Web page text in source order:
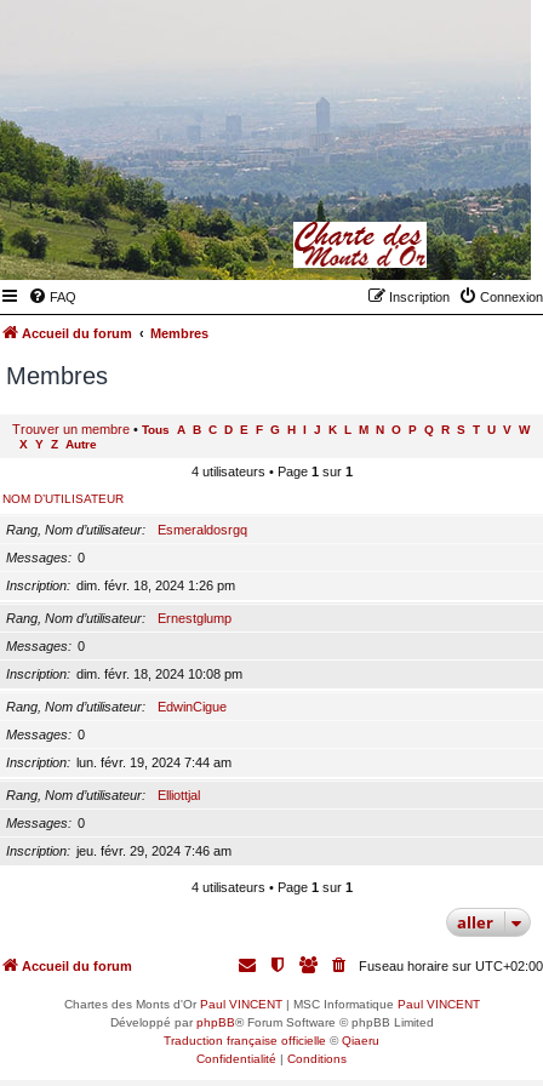
FAQ Connexion
Inscription
Accueil du forum Membres
Membres
Trouver un membre • Tous A B C D E F G H I J K L M N O P Q R S T U V W
X Y Z Autre
4 utilisateurs • Page 1sur 1
NOM D’UTILISATEUR
Rang, Nom d’utilisateur
Esmeraldosrgq
Messages
0
Inscription
dim. févr. 18, 2024 1:26 pm
Rang, Nom d’utilisateur
Ernestglump
Messages
0
Inscription
dim. févr. 18, 2024 10:08 pm
Rang, Nom d’utilisateur
EdwinCigue
Messages
0
Inscription
lun. févr. 19, 2024 7:44 am
Rang, Nom d’utilisateur
Elliottjal
Messages
0
Inscription
jeu. févr. 29, 2024 7:46 am
4 utilisateurs • Page 1sur 1
aller
Accueil du forum Fuseau horaire sur UTC+02:00
Chartes des Monts d'OrPaul VINCENT| MSC Informatique Paul VINCENT
Développé parphpBB® Forum Software © phpBB Limited
Traduction française officielle ©Qiaeru
Confidentialité | Conditions